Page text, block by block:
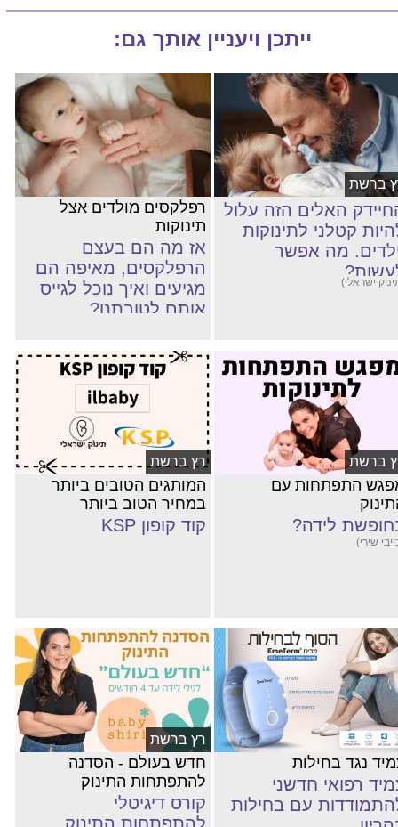
ייתכן ויעניין אותך גם:
ברשת
האלים הזה עלול
קטלני לתינוקות
מה אפשר
ישראלי)
רפלקסים מולדים אצל
תינוקות
אז מה הם בעצם
הרפלקסים, מאיפה הם
מגיעים ואיך נוכל לגייס
אותם לטובתנו?
ברשת
התפתחות עם
לידה?
שירי)
רץ ברשת
המותגים הטובים ביותר
במחיר הטוב ביותר
קוד קופון KSP
נגד בחילות
רפואי חדשני
עם בחילות
רץ ברשת
חדש בעולם - הסדנה
להתפתחות התינוק
קורס דיגיטלי